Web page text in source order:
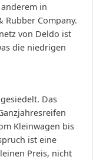
in
Rubber Company.
von Deldo ist
die niedrigen
Das
Kleinwagen bis
ist eine
Preis, nicht